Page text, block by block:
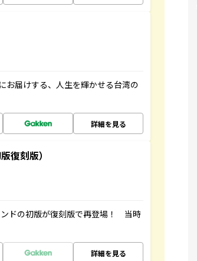
お届けする、人生を輝かせる台湾の
詳細を見る
復刻版）
ドの初版が復刻版で再登場！ 当時
詳細を見る